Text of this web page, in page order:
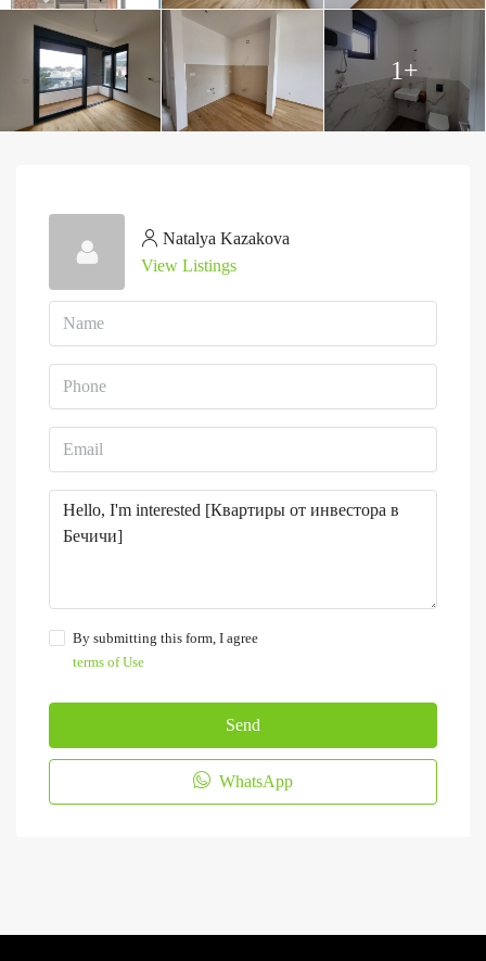
1+
Natalya Kazakova
View Listings
By submitting this form, I agree
terms of Use
Send
WhatsApp